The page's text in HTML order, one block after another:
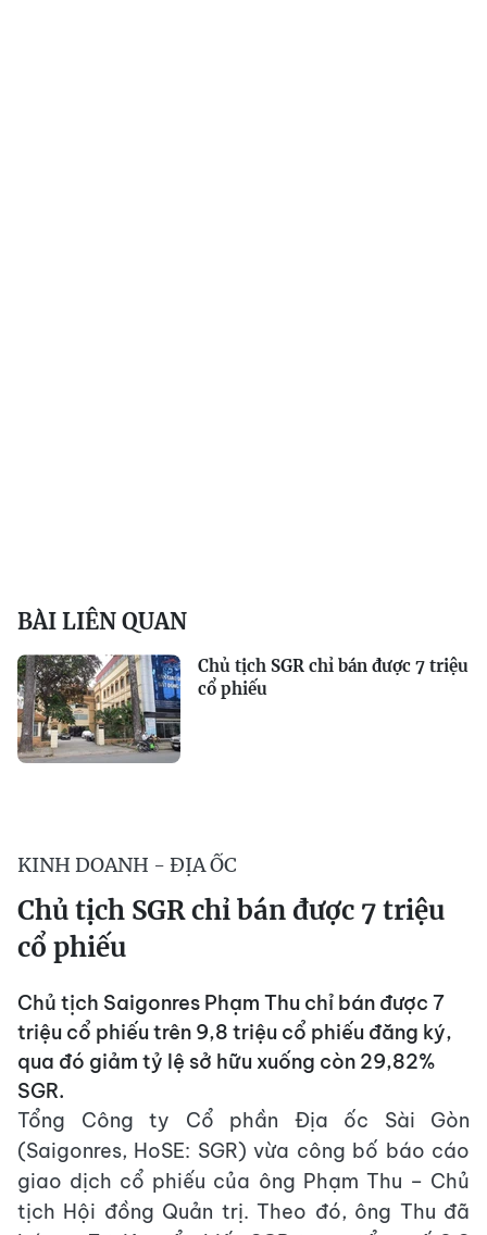
BÀI LIÊN QUAN
Chủ tịch SGR chỉ bán được 7 triệu
cổ phiếu
KINH DOANH - ĐỊA ỐC
Chủ tịch SGR chỉ bán được 7 triệu
cổ phiếu
Chủ tịch Saigonres Phạm Thu chỉ bán được 7
triệu cổ phiếu trên 9,8 triệu cổ phiếu đăng ký,
qua đó giảm tỷ lệ sở hữu xuống còn 29,82%
SGR.
Tổng Công ty Cổ phần Địa ốc Sài Gòn
(Saigonres, HoSE: SGR) vừa công bố báo cáo
giao dịch cổ phiếu của ông Phạm Thu – Chủ
tịch Hội đồng Quản trị. Theo đó, ông Thu đã